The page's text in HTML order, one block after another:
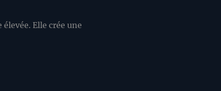
Elle crée une